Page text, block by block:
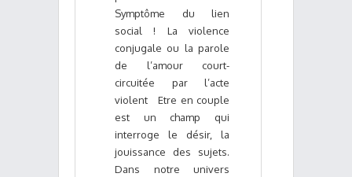
Symptôme du lien
social ! La violence
conjugale ou la parole
de l’amour court-
circuitée par l’acte
violent Etre en couple
est un champ qui
interroge le désir, la
jouissance des sujets.
Dans notre univers